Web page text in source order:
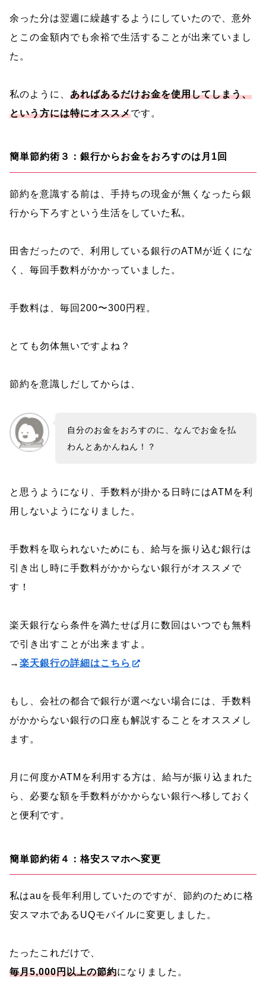
余った分は翌週に繰越するようにしていたので、意外
とこの金額内でも余裕で生活することが出来ていまし
た。
私のように、 あればあるだけお金を使用してしまう、
という方には特にオススメです。
簡単節約術３：銀行からお金をおろすのは月1回
節約を意識する前は、手持ちの現金が無くなったら銀
行から下ろすという生活をしていた私。
田舎だったので、利用している銀行のATMが近くにな
く、毎回手数料がかかっていました。
手数料は、毎回200〜300円程。
とても勿体無いですよね？
節約を意識しだしてからは、
自分のお金をおろすのに、なんでお金を払
わんとあかんねん！？
と思うようになり、手数料が掛かる日時にはATMを利
用しないようになりました。
手数料を取られないためにも、給与を振り込む銀行は
引き出し時に手数料がかからない銀行がオススメで
す！
楽天銀行なら条件を満たせば月に数回はいつでも無料
で引き出すことが出来ますよ。
→ 楽天銀行の詳細はこちら
もし、会社の都合で銀行が選べない場合には、手数料
がかからない銀行の口座も解説することをオススメし
ます。
月に何度かATMを利用する方は、給与が振り込まれた
ら、必要な額を手数料がかからない銀行へ移しておく
と便利です。
簡単節約術４：格安スマホへ変更
私はauを長年利用していたのですが、節約のために格
安スマホであるUQモバイルに変更しました。
たったこれだけで、
毎月5,000円以上の節約になりました。